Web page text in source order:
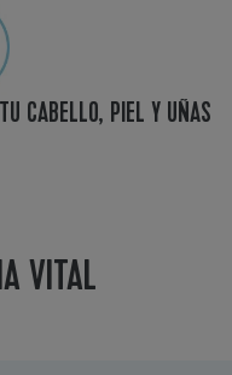
CABELLO, PIEL Y UÑAS
VITAL